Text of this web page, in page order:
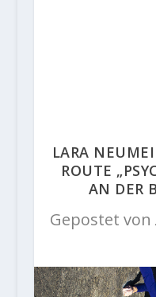
LARA
ROUTE
AN DER
Gepostet von